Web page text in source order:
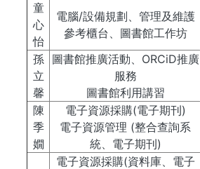
童
心
怡
電腦/設備規劃、管理及維護
參考櫃台、圖書館工作坊
孫
立
馨
圖書館推廣活動、ORCiD推廣
服務
圖書館利用講習
陳
季
嫺
電子資源採購(電子期刊)
電子資源管理 (整合查詢系
統、電子期刊)
電子資源採購(資料庫、電子